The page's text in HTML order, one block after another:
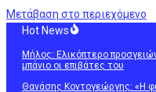
Μετάβαση στο περιεχόμενο
Hot News
Μήλος: Ελικόπτερο
μπάνιο οι επιβάτες του
Θανάσης Κοντογεώργης: «Η